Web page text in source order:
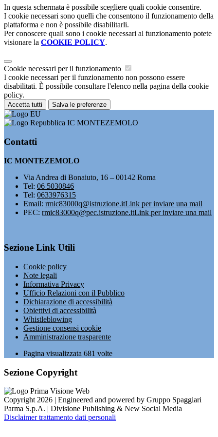
In questa schermata è possibile scegliere quali cookie consentire.
I cookie necessari sono quelli che consentono il funzionamento della
piattaforma e non è possibile disabilitarli.
Per conoscere quali sono i cookie necessari al funzionamento potete
visionare la COOKIE POLICY.
Cookie necessari per il funzionamento
I cookie necessari per il funzionamento non possono essere
disabilitati. È possibile consultare l'elenco nella pagina della cookie
policy.
Accetta tutti Salva le preferenze
IC MONTEZEMOLO
Contatti
IC MONTEZEMOLO
Via Andrea di Bonaiuto, 16 – 00142 Roma
Tel: 06 5030846
Tel: 0633976315
Email: rmic83000q@istruzione.itLink per inviare una mail
PEC: rmic83000q@pec.istruzione.itLink per inviare una mail
Sezione Link Utili
Cookie policy
Note legali
Informativa Privacy
Ufficio Relazioni con il Pubblico
Dichiarazione di accessibilità
Obiettivi di accessibilità
Whistleblowing
Gestione consensi cookie
Amministrazione trasparente
Pagina visualizzata 681 volte
Sezione Copyright
Copyright 2026 | Engineered and powered by Gruppo Spaggiari
Parma S.p.A. | Divisione Publishing & New Social Media
Disclaimer trattamento dati personali